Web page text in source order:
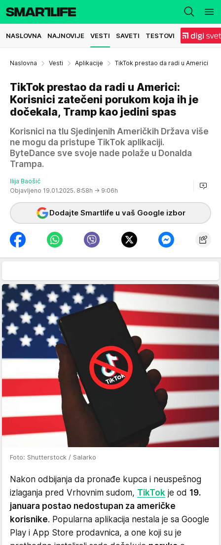
NASLOVNA NAJNOVIJE VESTI SAVETI TESTOVI
Naslovna Vesti Aplikacije TikTok prestao da radi u Americi
TikTok prestao da radi u Americi:
Korisnici zatečeni porukom koja ih je
dočekala, Tramp kao jedini spas
Korisnici na tlu Sjedinjenih Američkih Država više
ne mogu da pristupe TikTok aplikaciji.
ByteDance sve svoje nade polaže u Donalda
Trampa.
Ilija Baošić
Objavljeno 19.01.2025. 8:58h → 9:06h
Dodajte Smartlife u vaš Google izbor
Foto: Shutterstock / Salarko
Nakon odbijanja da pronađe kupca i neuspešnog
izlaganja pred Vrhovnim sudom, TikTok je od 19.
januara postao nedostupan za američke
korisnike. Popularna aplikacija nestala je sa Google
Play i App Store prodavnica, a one koji su je